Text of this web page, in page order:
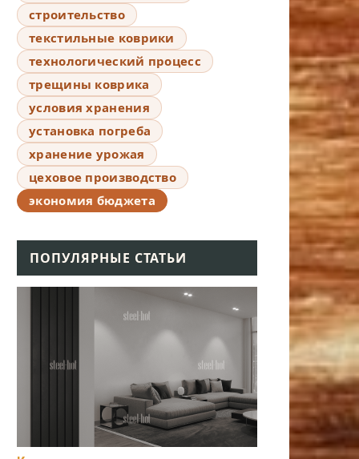
строительство
текстильные коврики
технологический процесс
трещины коврика
условия хранения
установка погреба
хранение урожая
цеховое производство
экономия бюджета
ПОПУЛЯРНЫЕ СТАТЬИ